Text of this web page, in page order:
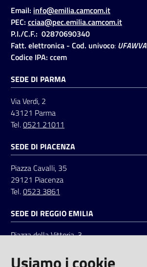
Email: info@emilia.camcom.it
PEC: cciaa@pec.emilia.camcom.it
P.I./C.F.: 02870690340
Fatt. elettronica - Cod. univoco: UFAWVA
Codice IPA: ccem
SEDE DI PARMA
Via Verdi, 2
43121 Parma
Tel.0521 21011
SEDE DI PIACENZA
Piazza Cavalli, 35
29121 Piacenza
Tel.0523 3861
SEDE DI REGGIO EMILIA
Piazza della Vittoria, 3
Tel.0522 7961